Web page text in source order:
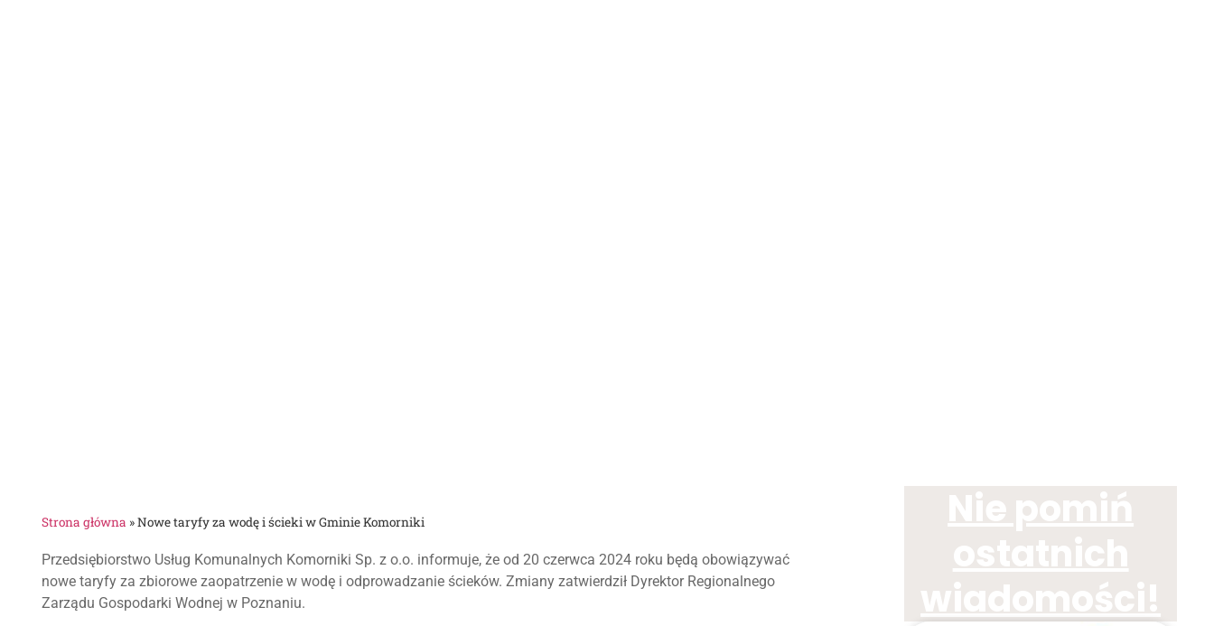
Strona główna »Nowe taryfy za wodę i ścieki w Gminie Komorniki
Przedsiębiorstwo Usług Komunalnych Komorniki Sp. z o.o. informuje, że od 20 czerwca 2024 roku będą obowiązywać
nowe taryfy za zbiorowe zaopatrzenie w wodę i odprowadzanie ścieków. Zmiany zatwierdził Dyrektor Regionalnego
Zarządu Gospodarki Wodnej w Poznaniu.
Nie pomiń
ostatnich
wiadomości!